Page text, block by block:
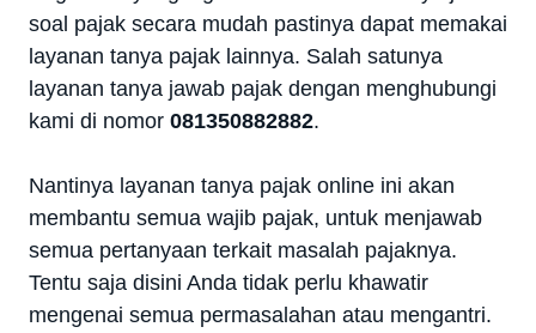
soal pajak secara mudah pastinya dapat memakai
layanan tanya pajak lainnya. Salah satunya
layanan tanya jawab pajak dengan menghubungi
kami di nomor 081350882882.
Nantinya layanan tanya pajak online ini akan
membantu semua wajib pajak, untuk menjawab
semua pertanyaan terkait masalah pajaknya.
Tentu saja disini Anda tidak perlu khawatir
mengenai semua permasalahan atau mengantri.